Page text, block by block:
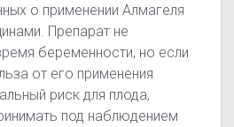
о применении Алмагеля
Препарат не
беременности, но если
от его применения
риск для плода,
под наблюдением